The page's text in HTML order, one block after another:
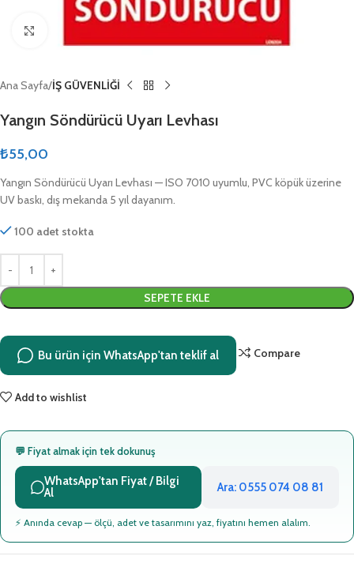
Ana Sayfa İŞ GÜVENLİĞİ
Yangın Söndürücü Uyarı Levhası
₺55,00
Yangın Söndürücü Uyarı Levhası — ISO 7010 uyumlu, PVC köpük üzerine
UV baskı, dış mekanda 5 yıl dayanım.
100 adet stokta
SEPETE EKLE
Bu ürün için WhatsApp'tan teklif al Compare
Add to wishlist
💬 Fiyat almak için tek dokunuş
WhatsApp'tan Fiyat / Bilgi
Al
Ara: 0555 074 08 81
⚡ Anında cevap — ölçü, adet ve tasarımını yaz, fiyatını hemen alalım.